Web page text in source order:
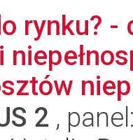
rynku?
2 ,